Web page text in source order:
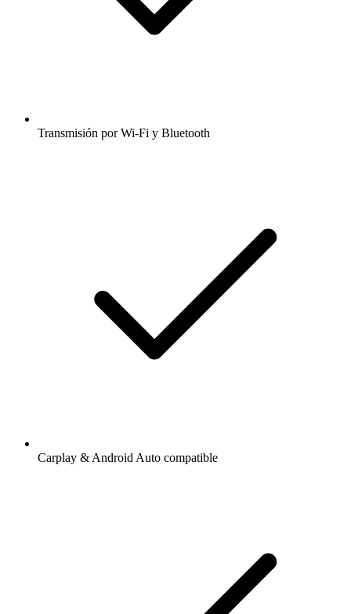
Transmisión por Wi-Fi y Bluetooth
Carplay & Android Auto compatible